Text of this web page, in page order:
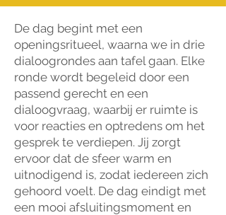
De dag begint met een
openingsritueel, waarna we in drie
dialoogrondes aan tafel gaan. Elke
ronde wordt begeleid door een
passend gerecht en een
dialoogvraag, waarbij er ruimte is
voor reacties en optredens om het
gesprek te verdiepen. Jij zorgt
ervoor dat de sfeer warm en
uitnodigend is, zodat iedereen zich
gehoord voelt. De dag eindigt met
een mooi afsluitingsmoment en